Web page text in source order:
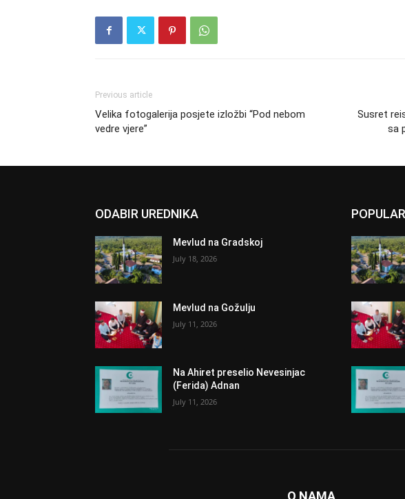
Previous article
Velika fotogalerija posjete izložbi “Pod nebom
vedre vjere”
Susret
sa
ODABIR UREDNIKA
Mevlud na Gradskoj
July 18, 2026
Mevlud na Gožulju
July 11, 2026
Na Ahiret preselio Nevesinjac
(Ferida) Adnan
July 11, 2026
O NAMA